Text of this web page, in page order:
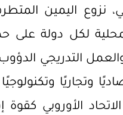
نزوع اليمين
لكل دولة على
والعمل التدريجي
وتجاريًا
الأوروبي